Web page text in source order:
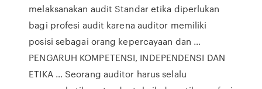
melaksanakan audit Standar etika diperlukan
bagi profesi audit karena auditor memiliki
posisi sebagai orang kepercayaan dan …
PENGARUH KOMPETENSI, INDEPENDENSI DAN
ETIKA … Seorang auditor harus selalu